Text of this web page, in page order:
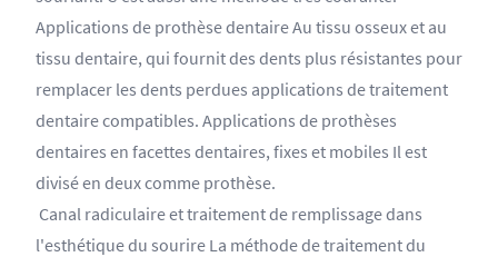
Applications de prothèse dentaire Au tissu osseux et au
tissu dentaire, qui fournit des dents plus résistantes pour
remplacer les dents perdues applications de traitement
dentaire compatibles. Applications de prothèses
dentaires en facettes dentaires, fixes et mobiles Il est
divisé en deux comme prothèse.
Canal radiculaire et traitement de remplissage dans
l'esthétique du sourire La méthode de traitement du